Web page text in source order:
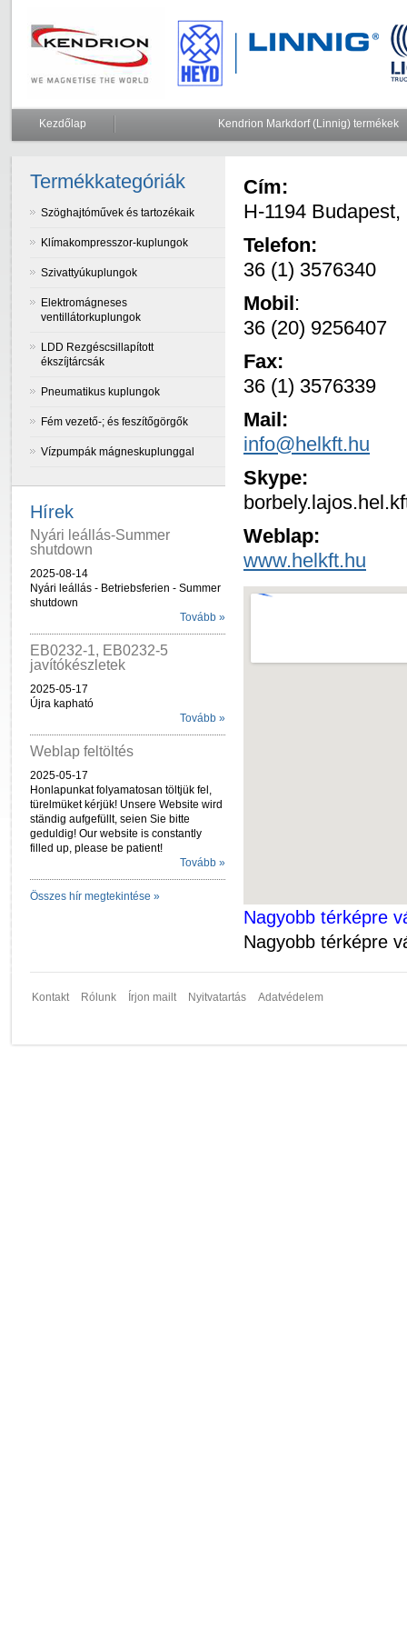
Kezdőlap Kendrion Markdorf (Linnig) termékek
Termékkategóriák
Szöghajtóművek és tartozékaik
Klímakompresszor-kuplungok
Szivattyúkuplungok
Elektromágneses
ventillátorkuplungok
LDD Rezgéscsillapított
ékszíjtárcsák
Pneumatikus kuplungok
Fém vezető-; és feszítőgörgők
Vízpumpák mágneskuplunggal
Hírek
Nyári leállás-Summer
shutdown
2025-08-14
Nyári leállás - Betriebsferien - Summer
shutdown
Tovább »
EB0232-1, EB0232-5
javítókészletek
2025-05-17
Újra kapható
Tovább »
Weblap feltöltés
2025-05-17
Honlapunkat folyamatosan töltjük fel,
türelmüket kérjük! Unsere Website wird
ständig aufgefüllt, seien Sie bitte
geduldig! Our website is constantly
filled up, please be patient!
Tovább »
Összes hír megtekintése »
Cím:
H-1194
Telefon:
36 (1) 3576340
Mobil:
36 (20) 9256407
Fax:
36 (1) 3576339
Mail:
info@helkft.hu
Skype:
Weblap:
www.helkft.hu
Nagyobb térképre
Nagyobb térképre
Kontakt Rólunk Írjon mailt Nyitvatartás Adatvédelem